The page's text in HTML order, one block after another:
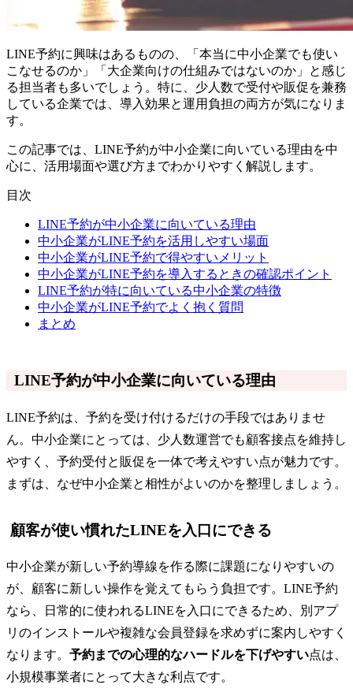
LINE予約に興味はあるものの、「本当に中小企業でも使い
こなせるのか」「大企業向けの仕組みではないのか」と感じ
る担当者も多いでしょう。特に、少人数で受付や販促を兼務
している企業では、導入効果と運用負担の両方が気になりま
す。
この記事では、LINE予約が中小企業に向いている理由を中
心に、活用場面や選び方までわかりやすく解説します。
目次
LINE予約が中小企業に向いている理由
中小企業がLINE予約を活用しやすい場面
中小企業がLINE予約で得やすいメリット
中小企業がLINE予約を導入するときの確認ポイント
LINE予約が特に向いている中小企業の特徴
中小企業がLINE予約でよく抱く質問
まとめ
LINE予約が中小企業に向いている理由
LINE予約は、予約を受け付けるだけの手段ではありませ
ん。中小企業にとっては、少人数運営でも顧客接点を維持し
やすく、予約受付と販促を一体で考えやすい点が魅力です。
まずは、なぜ中小企業と相性がよいのかを整理しましょう。
顧客が使い慣れたLINEを入口にできる
中小企業が新しい予約導線を作る際に課題になりやすいの
が、顧客に新しい操作を覚えてもらう負担です。LINE予約
なら、日常的に使われるLINEを入口にできるため、別アプ
リのインストールや複雑な会員登録を求めずに案内しやすく
なります。 予約までの心理的なハードルを下げやすい点は、
小規模事業者にとって大きな利点です。